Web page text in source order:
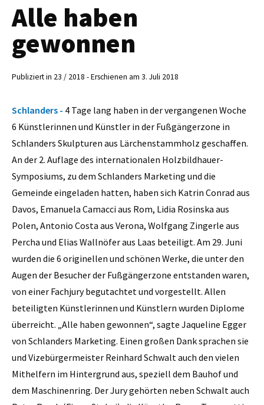
Alle haben
gewonnen
Publiziert in 23 / 2018 - Erschienen am 3. Juli 2018
Schlanders - 4 Tage lang haben in der vergangenen Woche
6 Künstlerinnen und Künstler in der Fußgängerzone in
Schlanders Skulpturen aus Lärchenstammholz geschaffen.
An der 2. Auflage des internationalen Holzbildhauer-
Symposiums, zu dem Schlanders Marketing und die
Gemeinde eingeladen hatten, haben sich Katrin Conrad aus
Davos, Emanuela Camacci aus Rom, Lidia Rosinska aus
Polen, Antonio Costa aus Verona, Wolfgang Zingerle aus
Percha und Elias Wallnöfer aus Laas beteiligt. Am 29. Juni
wurden die 6 originellen und schönen Werke, die unter den
Augen der Besucher der Fußgängerzone entstanden waren,
von einer Fachjury begutachtet und vorgestellt. Allen
beteiligten Künstlerinnen und Künstlern wurden Diplome
überreicht. „Alle haben gewonnen“, sagte Jaqueline Egger
von Schlanders Marketing. Einen großen Dank sprachen sie
und Vizebürgermeister Reinhard Schwalt auch den vielen
Mithelfern im Hintergrund aus, speziell dem Bauhof und
dem Maschinenring. Der Jury gehörten neben Schwalt auch